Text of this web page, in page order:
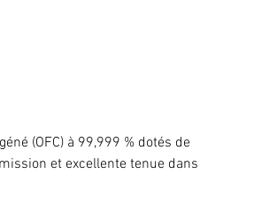
(OFC) à 99,999 % dotés de
et excellente tenue dans